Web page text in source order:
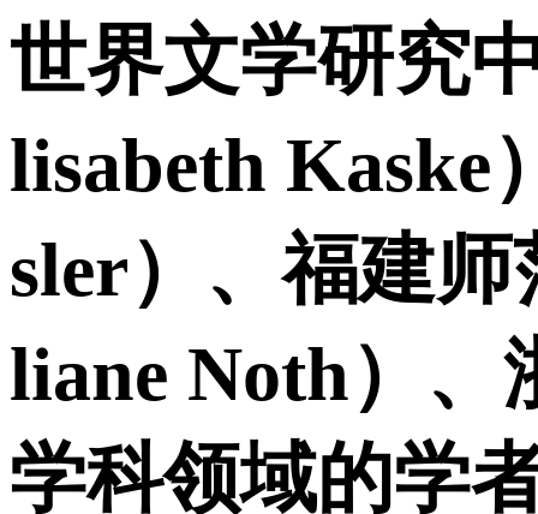
世界文学研究
lisabeth Kaske
sler）、福建
liane Noth）、
学科领域的学